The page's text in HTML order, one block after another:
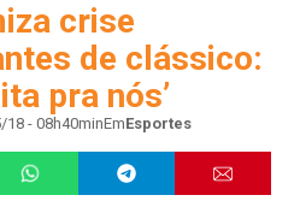
crise
de clássico:
pra nós’
18 - 08h40minEmEsportes